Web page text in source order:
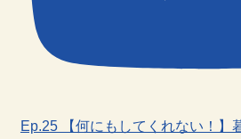
Ep.25 【何にもしてくれない！】